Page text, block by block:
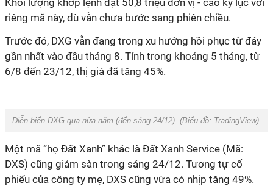
Khối lượng khớp lệnh đạt 50,8 triệu đơn vị - cao kỷ lục với
riêng mã này, dù vẫn chưa bước sang phiên chiều.
Trước đó, DXG vẫn đang trong xu hướng hồi phục từ đáy
gần nhất vào đầu tháng 8. Tính trong khoảng 5 tháng, từ
6/8 đến 23/12, thị giá đã tăng 45%.
Diễn biến DXG qua nửa năm (đến sáng 24/12). (Biểu đồ: TradingView).
Một mã “họ Đất Xanh” khác là Đất Xanh Service (Mã:
DXS) cũng giảm sàn trong sáng 24/12. Tương tự cổ
phiếu của công ty mẹ, DXS cũng vừa có nhịp tăng 49%.